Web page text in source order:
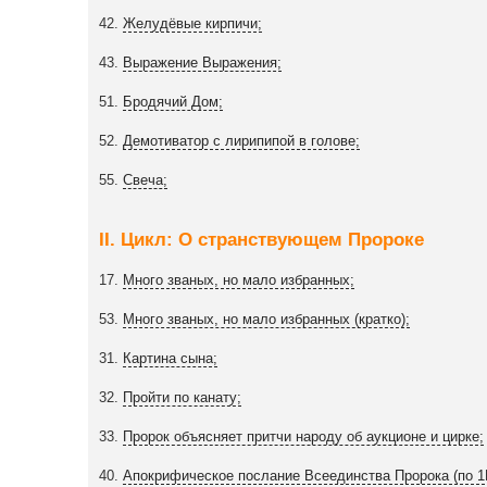
42. Желудёвые кирпичи;
43. Выражение Выражения;
51. Бродячий Дом;
52. Демотиватор с лирипипой в голове;
55. Свеча;
II. Цикл: О странствующем Пророке
17. Много званых, но мало избранных;
53. Много званых, но мало избранных (кратко);
31. Картина сына;
32. Пройти по канату;
33. Пророк объясняет притчи народу об аукционе и цирке;
40. Апокрифическое послание Всеединства Пророка (по